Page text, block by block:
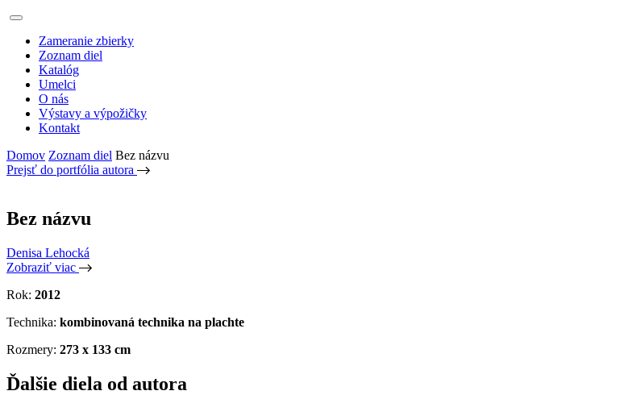
Zameranie zbierky
Zoznam diel
Katalóg
Umelci
O nás
Výstavy a výpožičky
Kontakt
Domov Zoznam diel Bez názvu
Prejsť do portfólia autora
Bez názvu
Denisa Lehocká
Zobraziť viac
Rok: 2012
Technika: kombinovaná technika na plachte
Rozmery: 273 x 133 cm
Ďalšie diela od autora